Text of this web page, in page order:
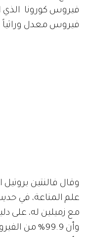
فيروس معدل
وقال فالنتين
مع زميلين له، على
وأن 99.9%